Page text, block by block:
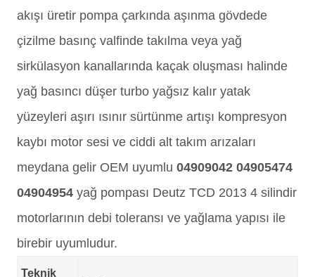
akışı üretir pompa çarkında aşınma gövdede
çizilme basınç valfinde takılma veya yağ
sirkülasyon kanallarında kaçak oluşması halinde
yağ basıncı düşer turbo yağsız kalır yatak
yüzeyleri aşırı ısınır sürtünme artışı kompresyon
kaybı motor sesi ve ciddi alt takım arızaları
meydana gelir OEM uyumlu 04909042 04905474
04904954 yağ pompası Deutz TCD 2013 4 silindir
motorlarının debi toleransı ve yağlama yapısı ile
birebir uyumludur.
Teknik